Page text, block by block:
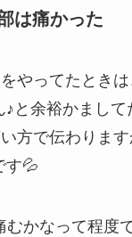
は痛かった
やってたとき
と余裕かまして
方で伝わります
す💦
むかなって程度